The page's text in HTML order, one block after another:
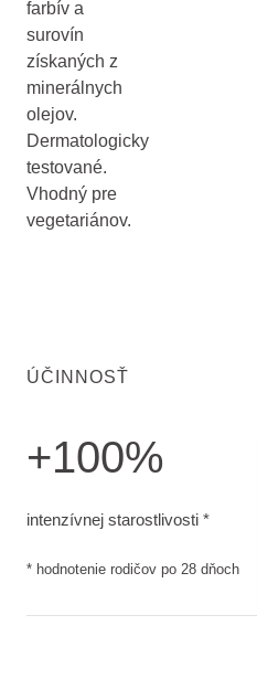
farbív a
surovín
získaných z
minerálnych
olejov.
Dermatologicky
testované.
Vhodný pre
vegetariánov.
ÚČINNOSŤ
+100%
intenzívnej starostlivosti *
* hodnotenie rodičov po 28 dňoch